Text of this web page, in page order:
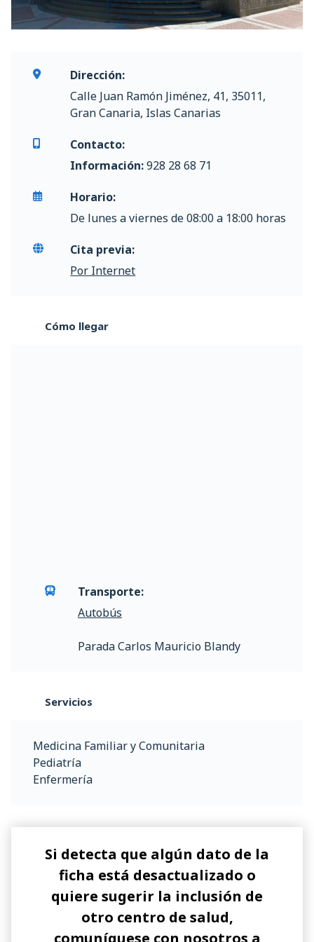
Dirección:
Calle Juan Ramón Jiménez, 41, 35011,
Gran Canaria, Islas Canarias
Contacto:
Información:928 28 68 71
Horario:
De lunes a viernes de 08:00 a 18:00 horas
Cita previa:
Por Internet
Cómo llegar
Transporte:
Autobús
Parada Carlos Mauricio Blandy
Servicios
Medicina Familiar y Comunitaria
Pediatría
Enfermería
Si detecta que algún dato de la
ficha está desactualizado o
quiere sugerir la inclusión de
otro centro de salud,
comuníquese con nosotros a